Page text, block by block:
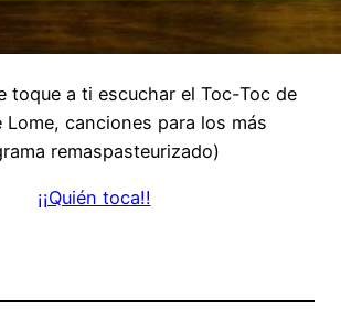
toque a ti escuchar el Toc-Toc de
Lome, canciones para los más
remaspasteurizado)
¡¡Quién toca!!